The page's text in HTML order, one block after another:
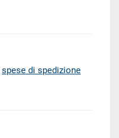
spese di spedizione